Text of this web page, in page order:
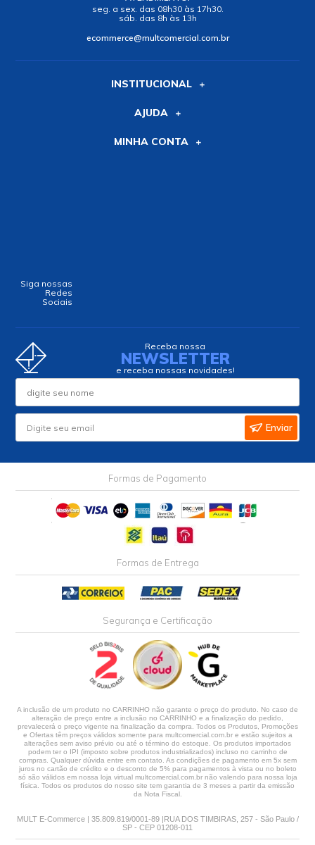
seg. a sex. das 08h30 às 17h30.
sáb. das 8h às 13h
ecommerce@multcomercial.com.br
INSTITUCIONAL
AJUDA
MINHA CONTA
Siga nossas
Redes
Sociais
Receba nossa
NEWSLETTER
e receba nossas novidades!
Enviar
Formas de Pagamento
Formas de Entrega
Segurança e Certificação
A inclusão de um produto no CARRINHO não garante o preço do produto. No caso de
alteração de preço entre a inclusão no CARRINHO e a finalização do pedido,
prevalecerá o preço vigente na finalização da compra. Todos os Produtos, Promoções
e Ofertas têm preços válidos somente para multcomercial.com.br e estão sujeitos a
alterações sem aviso prévio ou até o término do estoque. Os produtos importados
podem ter o IPI (imposto sobre produtos industrializados) incluso no carrinho de
compras. Qualquer dúvida entre em contato. As condições de pagamento em 5x sem
juros no cartão de crédito e o desconto de 5% para pagamentos à vista ou no boleto
só são válidos em nossa loja virtual multcomercial.com.br não valendo para nossa loja
física. Todos os produtos do nosso site tem garantia de 3 meses a partir da emissão
da Nota Fiscal.
MULT E-Commerce | 35.809.819/0001-89 |RUA DOS TIMBIRAS, 257 - São Paulo /
SP - CEP 01208-011